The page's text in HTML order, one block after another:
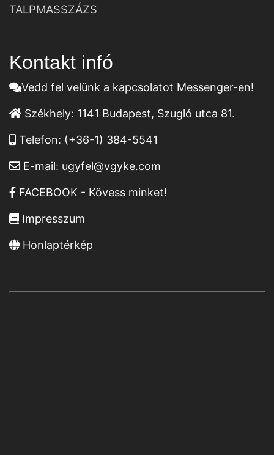
TALPMASSZÁZS
Kontakt infó
Vedd fel velünk a kapcsolatot Messenger-en!
Székhely: 1141 Budapest, Szugló utca 81.
Telefon: (+36-1) 384-5541
E-mail: ugyfel@vgyke.com
FACEBOOK - Kövess minket!
Impresszum
Honlaptérkép